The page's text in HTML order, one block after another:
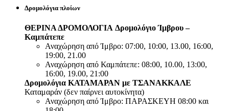
Δρομολόγια πλοίων
ΘΕΡΙΝΑ ΔΡΟΜΟΛΟΓΙΑ Δρομολόγιο Ίμβρου –
Καμπάτεπε
Αναχώρηση από Ίμβρο: 07:00, 10:00, 13.00, 16:00,
19:00, 21.00
Αναχώρηση από Καμπάτεπε: 08:00, 10.00, 13:00,
16:00, 19.00, 21:00
Δρομολόγια ΚΑΤΑΜΑΡΑΝ με ΤΣΑΝΑΚΚΑΛΕ
Καταμαράν (δεν παίρνει αυτοκίνητα)
Αναχώρηση από Ίμβρο: ΠΑΡΑΣΚΕΥΗ 08:00 και